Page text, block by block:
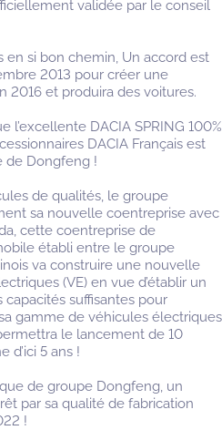
validée par le conseil
en si bon chemin, Un accord est
2013 pour créer une
2016 et produira des voitures.
l’excellente DACIA SPRING 100%
DACIA Français est
de Dongfeng !
de qualités, le groupe
sa nouvelle coentreprise avec
cette coentreprise de
établi entre le groupe
va construire une nouvelle
(VE) en vue d’établir un
suffisantes pour
gamme de véhicules électriques
le lancement de 10
d’ici 5 ans !
de groupe Dongfeng, un
par sa qualité de fabrication
!